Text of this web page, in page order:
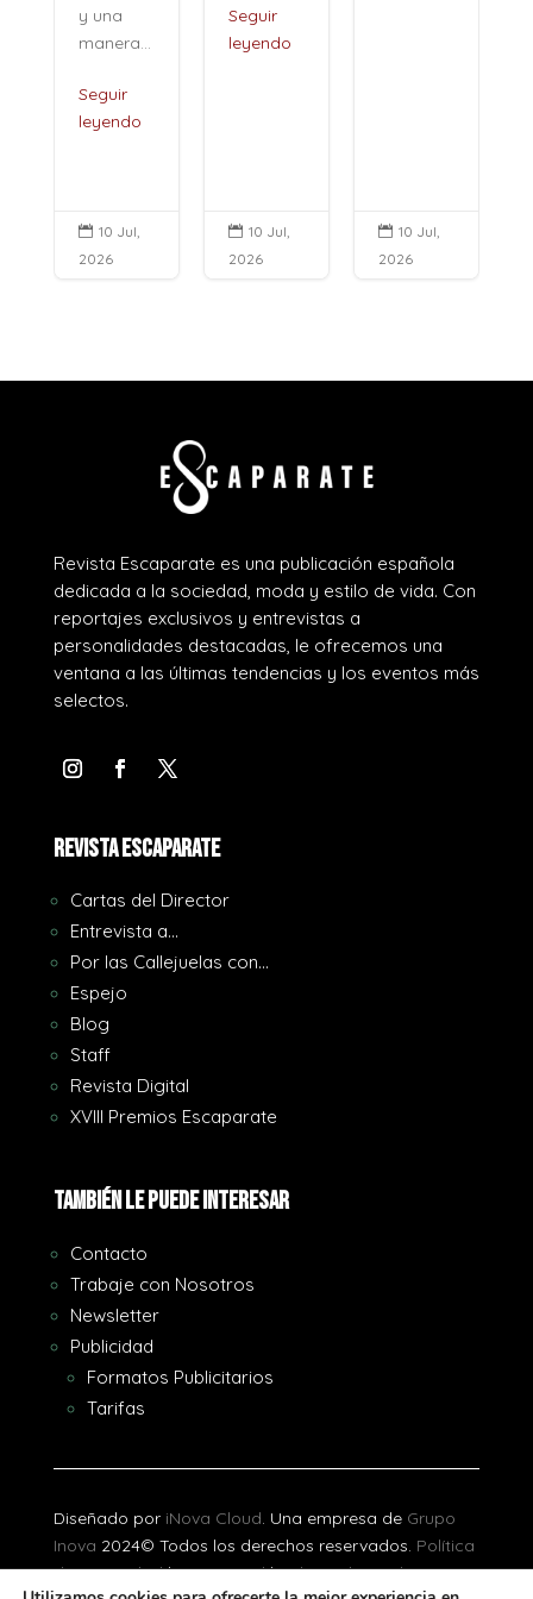
y una
manera...
Seguir
leyendo
 10 Jul,
2026
Seguir
leyendo
 10 Jul,
2026
 10 Jul,
2026
Revista Escaparate es una publicación española
dedicada a la sociedad, moda y estilo de vida. Con
reportajes exclusivos y entrevistas a
personalidades destacadas, le ofrecemos una
ventana a las últimas tendencias y los eventos más
selectos.
REVISTA ESCAPARATE
Cartas del Director
Entrevista a…
Por las Callejuelas con…
Espejo
Blog
Staff
Revista Digital
XVIII Premios Escaparate
También le puede interesar
Contacto
Trabaje con Nosotros
Newsletter
Publicidad
Formatos Publicitarios
Tarifas
Diseñado por iNova Cloud . Una empresa de Grupo
Inova 2024© Todos los derechos reservados. Política
de Privacidad|Aviso Legal|Política de Cookies